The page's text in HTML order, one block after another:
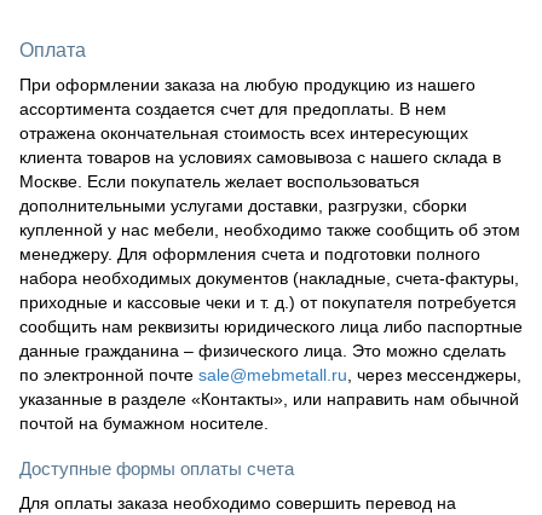
Оплата
При оформлении заказа на любую продукцию из нашего
ассортимента создается счет для предоплаты. В нем
отражена окончательная стоимость всех интересующих
клиента товаров на условиях самовывоза с нашего склада в
Москве. Если покупатель желает воспользоваться
дополнительными услугами доставки, разгрузки, сборки
купленной у нас мебели, необходимо также сообщить об этом
менеджеру. Для оформления счета и подготовки полного
набора необходимых документов (накладные, счета-фактуры,
приходные и кассовые чеки и т. д.) от покупателя потребуется
сообщить нам реквизиты юридического лица либо паспортные
данные гражданина – физического лица. Это можно сделать
по электронной почте sale@mebmetall.ru , через мессенджеры,
указанные в разделе «Контакты», или направить нам обычной
почтой на бумажном носителе.
Доступные формы оплаты счета
Для оплаты заказа необходимо совершить перевод на